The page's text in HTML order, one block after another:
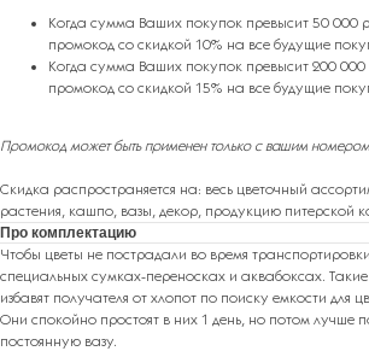
Когда сумма Ваших покупок превысит 50 000
промокод со скидкой 10% на все будущие
Когда сумма Ваших покупок превысит 200
промокод со скидкой 15% на все будущие
Промокод может быть применен только с вашим
Скидка распространяется на: весь цветочный
растения, кашпо, вазы, декор, продукцию питерской
Про комплектацию
Чтобы цветы не пострадали во время
специальных сумках-переносках и аквабоксах.
избавят получателя от хлопот по поиску емкости для
Они спокойно простоят в них 1 день, но потом лучше
постоянную вазу.
8
ПОДАРКИ ОТ FLOWER LAB